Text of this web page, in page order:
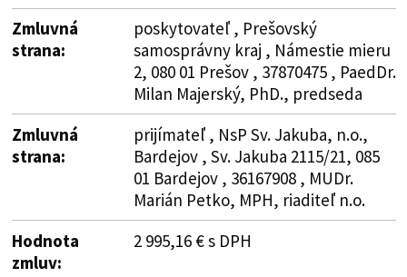
Zmluvná
strana:
poskytovateľ , Prešovský
samosprávny kraj , Námestie mieru
2, 080 01 Prešov , 37870475 , PaedDr.
Milan Majerský, PhD., predseda
Zmluvná
strana:
prijímateľ , NsP Sv. Jakuba, n.o.,
Bardejov , Sv. Jakuba 2115/21, 085
01 Bardejov , 36167908 , MUDr.
Marián Petko, MPH, riaditeľ n.o.
Hodnota
zmluv:
2 995,16 € s DPH